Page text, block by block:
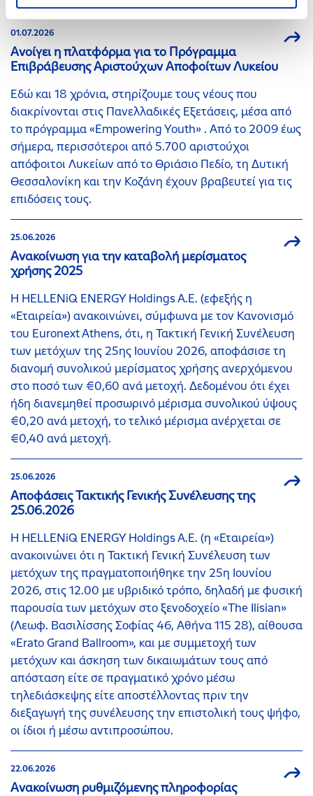
01.07.2026
Ανοίγει η πλατφόρμα για το Πρόγραμμα
Επιβράβευσης Αριστούχων Αποφοίτων Λυκείου
Εδώ και 18 χρόνια, στηρίζουμε τους νέους που
διακρίνονται στις Πανελλαδικές Εξετάσεις, μέσα από
το πρόγραμμα «Empowering Youth» . Από το 2009 έως
σήμερα, περισσότεροι από 5.700 αριστούχοι
απόφοιτοι Λυκείων από το Θριάσιο Πεδίο, τη Δυτική
Θεσσαλονίκη και την Κοζάνη έχουν βραβευτεί για τις
επιδόσεις τους.
25.06.2026
Ανακοίνωση για την καταβολή μερίσματος
χρήσης 2025
Η HELLENiQ ENERGY Holdings A.E. (εφεξής η
«Εταιρεία») ανακοινώνει, σύμφωνα με τον Κανονισμό
του Euronext Athens, ότι, η Τακτική Γενική Συνέλευση
των μετόχων της 25ης Ιουνίου 2026, αποφάσισε τη
διανομή συνολικού μερίσματος χρήσης ανερχόμενου
στο ποσό των €0,60 ανά μετοχή. Δεδομένου ότι έχει
ήδη διανεμηθεί προσωρινό μέρισμα συνολικού ύψους
€0,20 ανά μετοχή, το τελικό μέρισμα ανέρχεται σε
€0,40 ανά μετοχή.
25.06.2026
Αποφάσεις Τακτικής Γενικής Συνέλευσης της
25.06.2026
Η HELLENiQ ENERGY Holdings A.E. (η «Εταιρεία»)
ανακοινώνει ότι η Τακτική Γενική Συνέλευση των
μετόχων της πραγματοποιήθηκε την 25η Ιουνίου
2026, στις 12.00 με υβριδικό τρόπο, δηλαδή με φυσική
παρουσία των μετόχων στο ξενοδοχείο «The Ilisian»
(Λεωφ. Βασιλίσσης Σοφίας 46, Αθήνα 115 28), αίθουσα
«Erato Grand Ballroom», και με συμμετοχή των
μετόχων και άσκηση των δικαιωμάτων τους από
απόσταση είτε σε πραγματικό χρόνο μέσω
τηλεδιάσκεψης είτε αποστέλλοντας πριν την
διεξαγωγή της συνέλευσης την επιστολική τους ψήφο,
οι ίδιοι ή μέσω αντιπροσώπου.
22.06.2026
Ανακοίνωση ρυθμιζόμενης πληροφορίας